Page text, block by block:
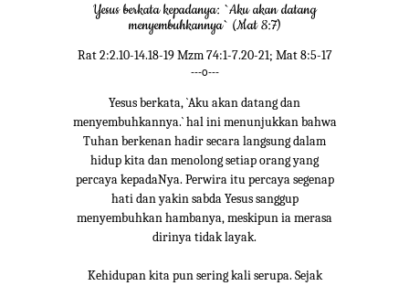
Yesus berkata kepadanya: `Aku akan datang
menyembuhkannya` (Mat 8:7)
Rat 2:2.10-14.18-19 Mzm 74:1-7.20-21; Mat 8:5-17
---o---
Yesus berkata, `Aku akan datang dan
menyembuhkannya.` hal ini menunjukkan bahwa
Tuhan berkenan hadir secara langsung dalam
hidup kita dan menolong setiap orang yang
percaya kepadaNya. Perwira itu percaya segenap
hati dan yakin sabda Yesus sanggup
menyembuhkan hambanya, meskipun ia merasa
dirinya tidak layak.
Kehidupan kita pun sering kali serupa. Sejak